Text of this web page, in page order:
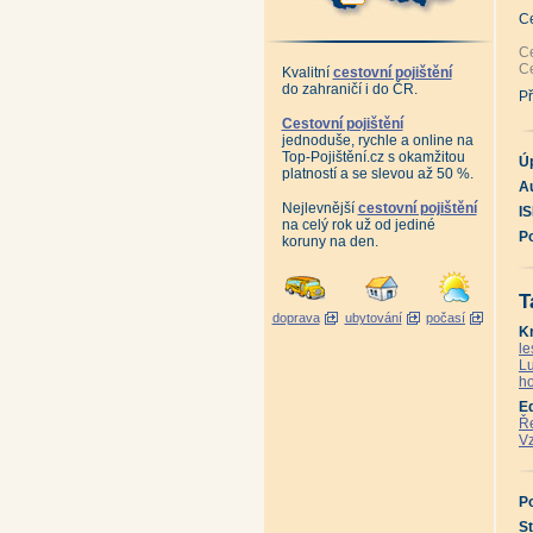
Kvalitní cestovní pojištění
do zahraničí i do ČR.
Cestovní pojištění
jednoduše, rychle a online na
Top-Pojištění.cz s okamžitou
platností a se slevou až 50 %.
Nejlevnější cestovní pojištění
na celý rok už od jediné
koruny na den.
doprava ubytování počasí